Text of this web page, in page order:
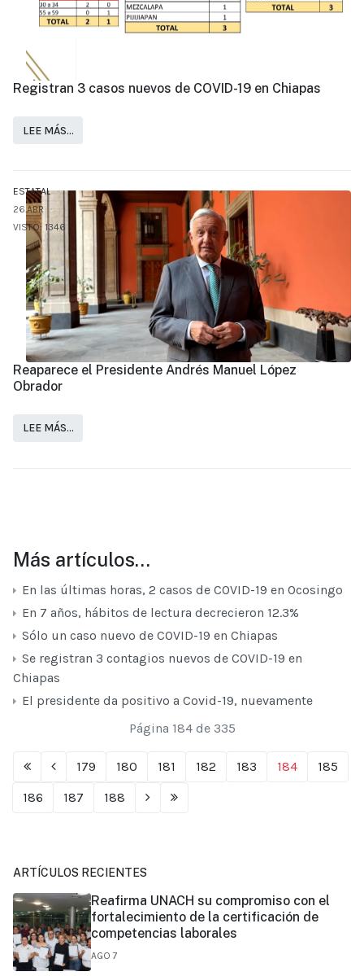
Registran 3 casos nuevos de COVID-19 en Chiapas
LEE MÁS…
ESTATAL
26.ABR
VISTO: 1346
Reaparece el Presidente Andrés Manuel López
Obrador
LEE MÁS…
Más artículos…
En las últimas horas, 2 casos de COVID-19 en Ocosingo
En 7 años, hábitos de lectura decrecieron 12.3%
Sólo un caso nuevo de COVID-19 en Chiapas
Se registran 3 contagios nuevos de COVID-19 en
Chiapas
El presidente da positivo a Covid-19, nuevamente
Página 184 de 335
179 180 181 182 183 184
185
186
187 188
ARTÍCULOS RECIENTES
Reafirma UNACH su compromiso con el
fortalecimiento de la certificación de
competencias laborales
AGO 7